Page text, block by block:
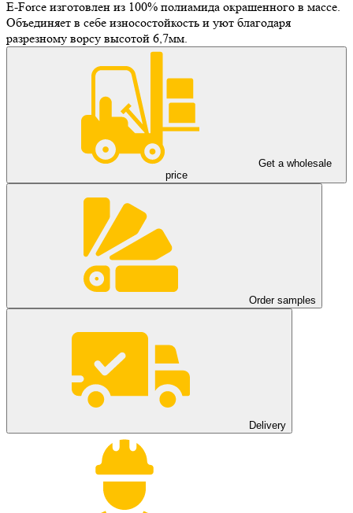
E-Force изготовлен из 100% полиамида окрашенного в массе.
Объединяет в себе износостойкость и уют благодаря
разрезному ворсу высотой 6,7мм.
Get a wholesale
price
Order samples
Delivery